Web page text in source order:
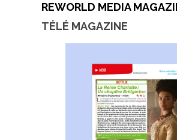
REWORLD MEDIA
TÉLÉ MAGAZINE